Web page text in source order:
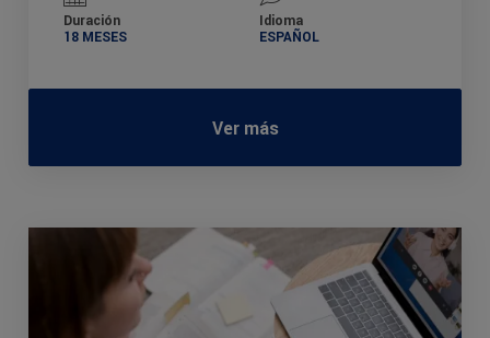
Duración
18 MESES
Idioma
ESPAÑOL
Ver más